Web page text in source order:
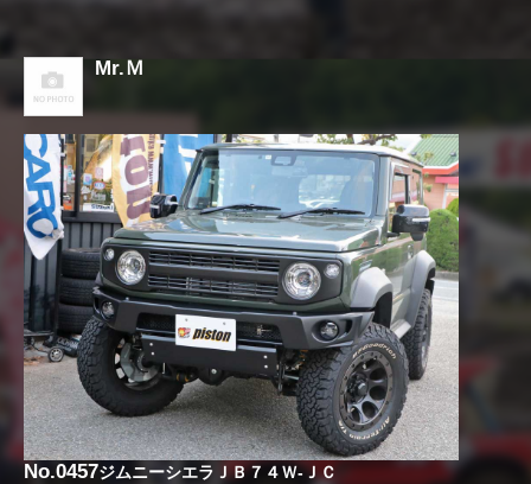
店舗ご案内
Mr.Ｍ
No.0457ジムニーシエラＪＢ７４Ｗ-ＪＣ